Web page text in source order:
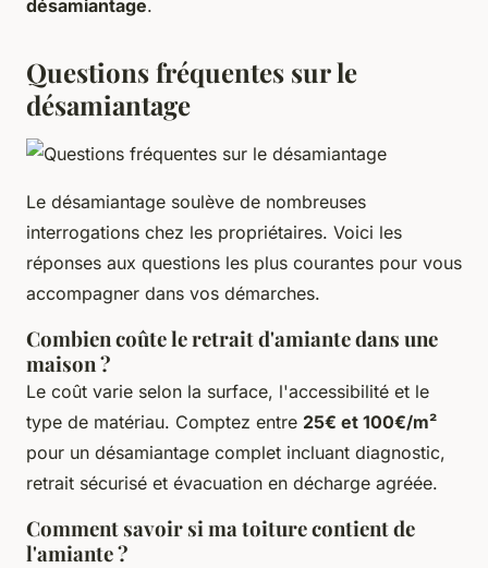
désamiantage.
Questions fréquentes sur le
désamiantage
Le désamiantage soulève de nombreuses
interrogations chez les propriétaires. Voici les
réponses aux questions les plus courantes pour vous
accompagner dans vos démarches.
Combien coûte le retrait d'amiante dans une
maison ?
Le coût varie selon la surface, l'accessibilité et le
type de matériau. Comptez entre 25€ et 100€/m²
pour un désamiantage complet incluant diagnostic,
retrait sécurisé et évacuation en décharge agréée.
Comment savoir si ma toiture contient de
l'amiante ?